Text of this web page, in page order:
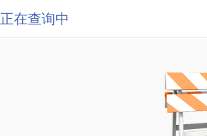
正在查询中